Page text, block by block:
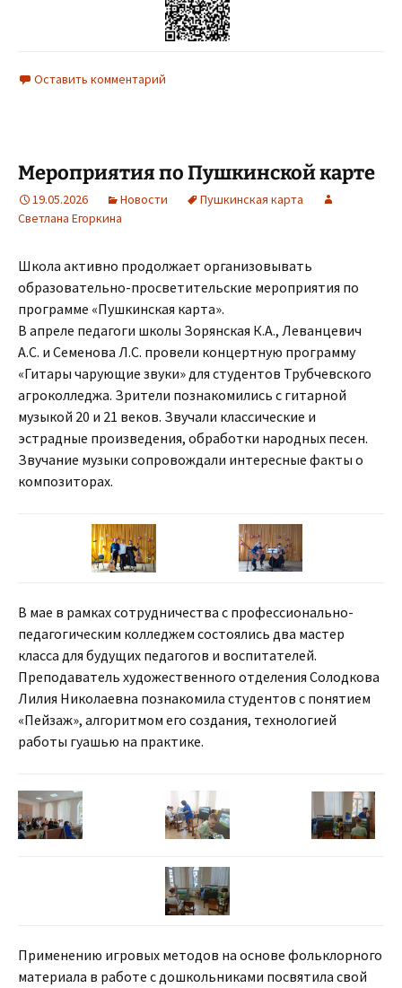
Оставить комментарий
Мероприятия по Пушкинской карте
19.05.2026 Новости
Пушкинская карта
Светлана Егоркина
Школа активно продолжает организовывать
образовательно-просветительские мероприятия по
программе «Пушкинская карта».
В апреле педагоги школы Зорянская К.А., Леванцевич
А.С. и Семенова Л.С. провели концертную программу
«Гитары чарующие звуки» для студентов Трубчевского
агроколледжа. Зрители познакомились с гитарной
музыкой 20 и 21 веков. Звучали классические и
эстрадные произведения, обработки народных песен.
Звучание музыки сопровождали интересные факты о
композиторах.
В мае в рамках сотрудничества с профессионально-
педагогическим колледжем состоялись два мастер
класса для будущих педагогов и воспитателей.
Преподаватель художественного отделения Солодкова
Лилия Николаевна познакомила студентов с понятием
«Пейзаж», алгоритмом его создания, технологией
работы гуашью на практике.
Применению игровых методов на основе фольклорного
материала в работе с дошкольниками посвятила свой